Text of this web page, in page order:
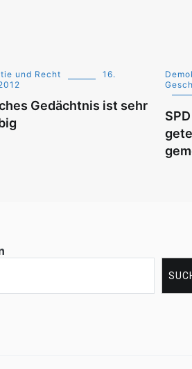
und Recht
16.
Gedächtnis ist sehr